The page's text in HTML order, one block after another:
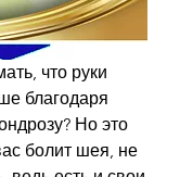
что руки
благодаря
Но это
болит шея, не